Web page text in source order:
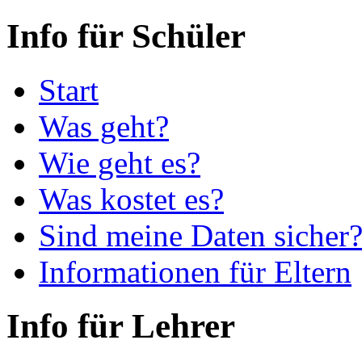
Info für Schüler
Start
Was geht?
Wie geht es?
Was kostet es?
Sind meine Daten sicher?
Informationen für Eltern
Info für Lehrer